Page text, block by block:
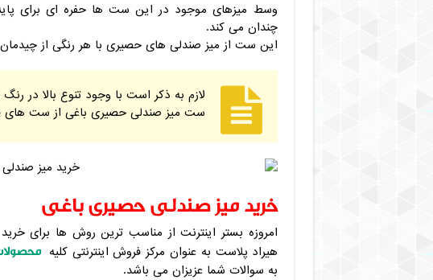
وسط میزهای موجود در این ست ها حفره ای برای پایه
چندان می کند.
این ست از میز صندلی های حصیری با هر رنگی از
لازم به ذکر است با وجود تنوع بالا در
ست میز صندلی حصیری باغی از ست های
خرید میز صندلی حصیری باغی
امروزه بستر اینترنت از مناسب ترین روش ها برای
هیراد پلاست به عنوان مرکز فروش اینترنتی کلیه
به سوالات شما عزیزان می باشد.